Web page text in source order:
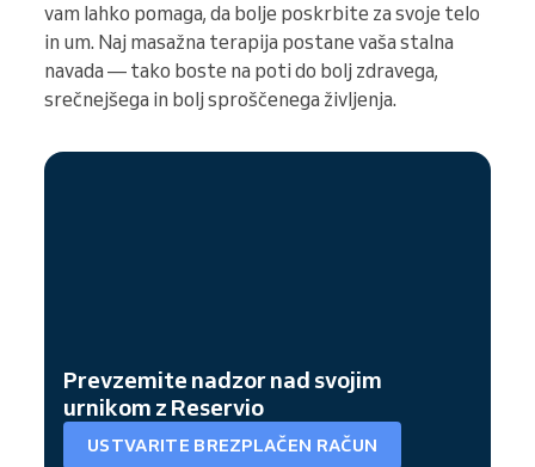
vam lahko pomaga, da bolje poskrbite za svoje telo
in um. Naj masažna terapija postane vaša stalna
navada — tako boste na poti do bolj zdravega,
srečnejšega in bolj sproščenega življenja.
Prevzemite nadzor nad svojim
urnikom z Reservio
USTVARITE BREZPLAČEN RAČUN